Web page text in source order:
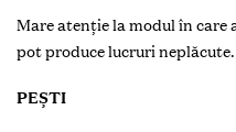
Mare atenție la modul în care
pot produce lucruri neplăcute.
PEȘTI